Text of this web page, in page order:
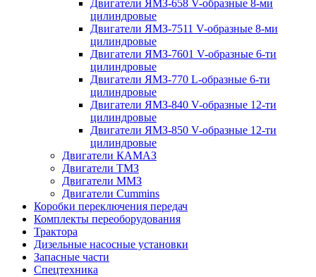
Двигатели ЯМЗ-658 V-образные 8-ми
цилиндровые
Двигатели ЯМЗ-7511 V-образные 8-ми
цилиндровые
Двигатели ЯМЗ-7601 V-образные 6-ти
цилиндровые
Двигатели ЯМЗ-770 L-образные 6-ти
цилиндровые
Двигатели ЯМЗ-840 V-образные 12-ти
цилиндровые
Двигатели ЯМЗ-850 V-образные 12-ти
цилиндровые
Двигатели КАМАЗ
Двигатели ТМЗ
Двигатели ММЗ
Двигатели Cummins
Коробки переключения передач
Комплекты переоборудования
Трактора
Дизельные насосные установки
Запасные части
Спецтехника